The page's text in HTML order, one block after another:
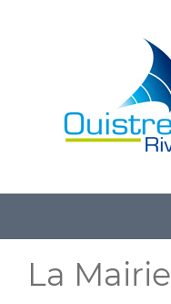
La